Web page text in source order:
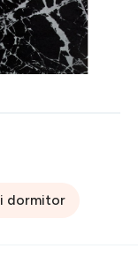
SM 21 -
XW, 80x300
dormitor